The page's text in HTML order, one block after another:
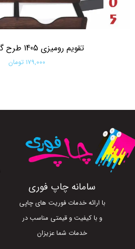
تقویم رومیزی 1405 طرح گل sh-600
۱۷۹,۰۰۰ تومان
سامانه چاپ فوری
با ارائه خدمات فوریت های چاپی
و با کیفیت و قیمتی مناسب در
خدمات شما عزیزان